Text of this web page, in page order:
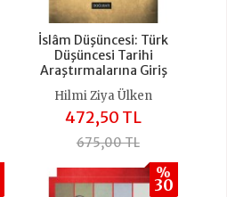
İslâm Düşüncesi: Türk
Düşüncesi Tarihi
Araştırmalarına Giriş
Hilmi Ziya Ülken
472,50 TL
675,00 TL
%
30